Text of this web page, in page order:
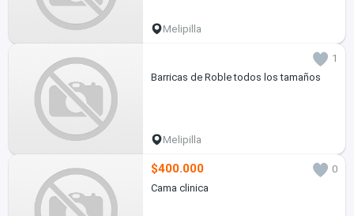
Melipilla
1
Barricas de Roble todos los tamaños
Melipilla
$400.000
0
Cama clinica